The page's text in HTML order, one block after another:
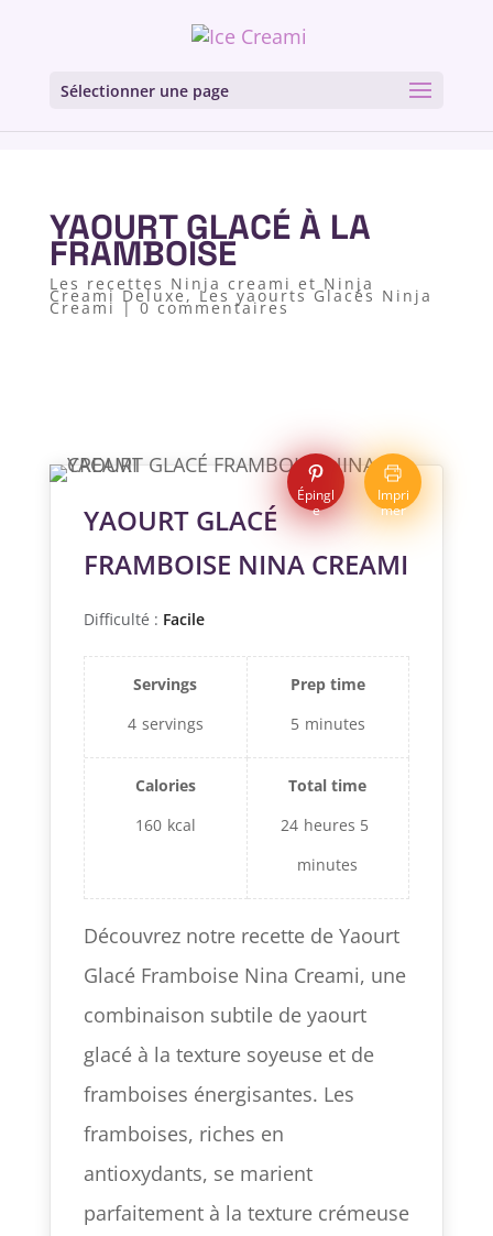
Sélectionner une page
YAOURT GLACÉ À LA
FRAMBOISE
Les recettes Ninja creami et Ninja
Creami Deluxe,Les yaourts Glacés Ninja
Creami |0 commentaires
Épingl
e
Impri
mer
YAOURT GLACÉ
FRAMBOISE NINA CREAMI
Difficulté : Facile
Servings
4 servings
Prep time
5 minutes
Calories
160 kcal
Total time
24 heures 5
minutes
Découvrez notre recette de Yaourt
Glacé Framboise Nina Creami, une
combinaison subtile de yaourt
glacé à la texture soyeuse et de
framboises énergisantes. Les
framboises, riches en
antioxydants, se marient
parfaitement à la texture crémeuse